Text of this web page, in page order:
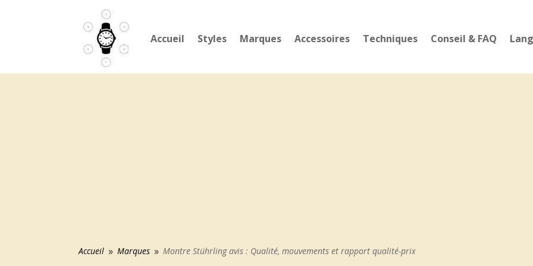
Accueil Styles Marques Accessoires Techniques Conseil & FAQ
Accueil 9 Marques 9 Montre Stührling avis : Qualité, mouvements et rapport qualité-prix